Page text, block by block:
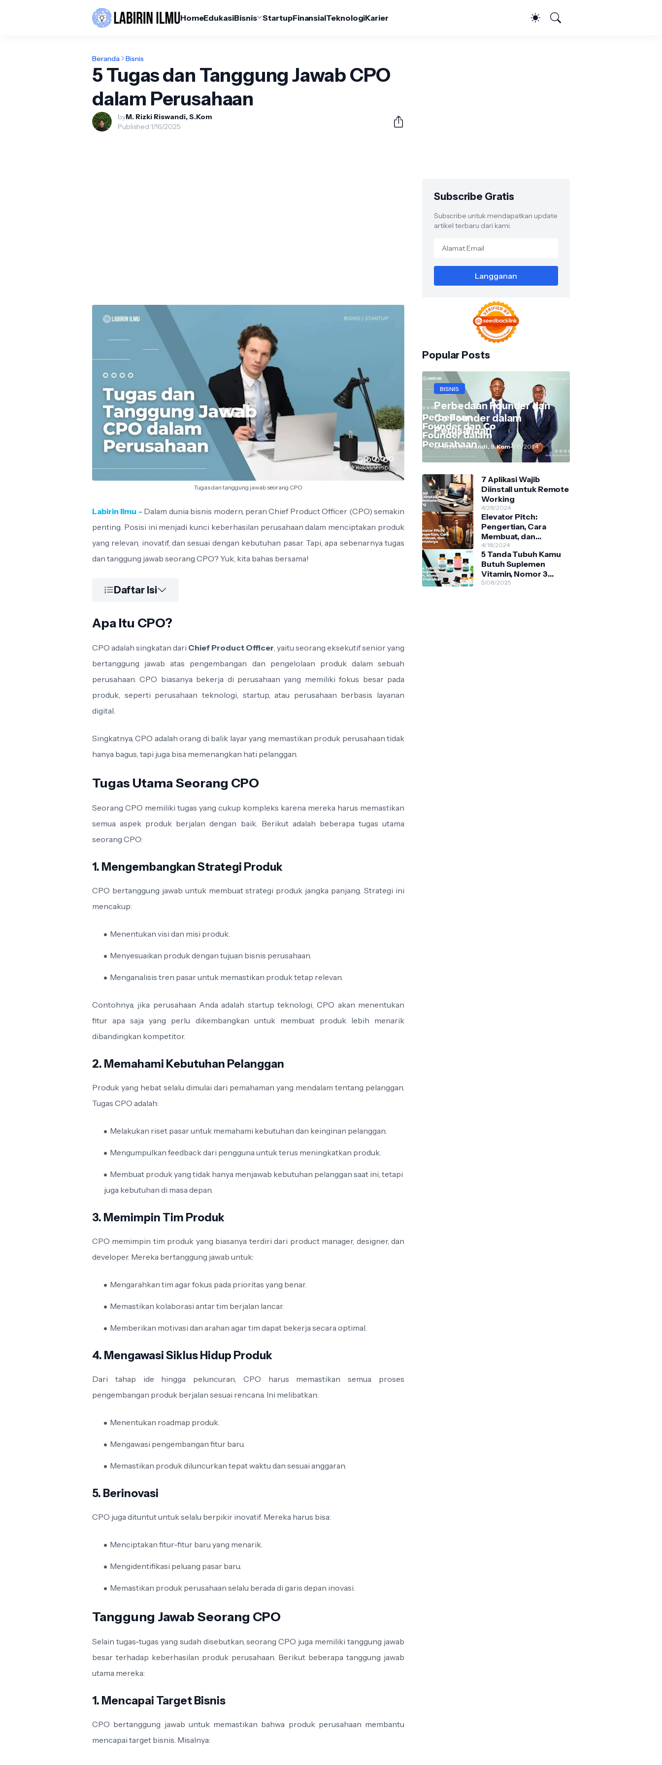
HomeEdukasiBisnis StartupFinansialTeknologiKarier
Beranda Bisnis
5 Tugas dan Tanggung Jawab CPO
dalam Perusahaan
byM. Rizki Riswandi, S.Kom
Published:1/16/2025
Tugas dan tanggung jawab seorang CPO
Labirin Ilmu - Dalam dunia bisnis modern, peran Chief Product Officer (CPO) semakin
penting. Posisi ini menjadi kunci keberhasilan perusahaan dalam menciptakan produk
yang relevan, inovatif, dan sesuai dengan kebutuhan pasar. Tapi, apa sebenarnya tugas
dan tanggung jawab seorang CPO? Yuk, kita bahas bersama!
Daftar Isi
Apa Itu CPO?
CPO adalah singkatan dari Chief Product Officer, yaitu seorang eksekutif senior yang
bertanggung jawab atas pengembangan dan pengelolaan produk dalam sebuah
perusahaan. CPO biasanya bekerja di perusahaan yang memiliki fokus besar pada
produk, seperti perusahaan teknologi, startup, atau perusahaan berbasis layanan
digital.
Singkatnya, CPO adalah orang di balik layar yang memastikan produk perusahaan tidak
hanya bagus, tapi juga bisa memenangkan hati pelanggan.
Tugas Utama Seorang CPO
Seorang CPO memiliki tugas yang cukup kompleks karena mereka harus memastikan
semua aspek produk berjalan dengan baik. Berikut adalah beberapa tugas utama
seorang CPO:
1. Mengembangkan Strategi Produk
CPO bertanggung jawab untuk membuat strategi produk jangka panjang. Strategi ini
mencakup:
Menentukan visi dan misi produk.
Menyesuaikan produk dengan tujuan bisnis perusahaan.
Menganalisis tren pasar untuk memastikan produk tetap relevan.
Contohnya, jika perusahaan Anda adalah startup teknologi, CPO akan menentukan
fitur apa saja yang perlu dikembangkan untuk membuat produk lebih menarik
dibandingkan kompetitor.
2. Memahami Kebutuhan Pelanggan
Produk yang hebat selalu dimulai dari pemahaman yang mendalam tentang pelanggan.
Tugas CPO adalah:
Melakukan riset pasar untuk memahami kebutuhan dan keinginan pelanggan.
Mengumpulkan feedback dari pengguna untuk terus meningkatkan produk.
Membuat produk yang tidak hanya menjawab kebutuhan pelanggan saat ini, tetapi
juga kebutuhan di masa depan.
3. Memimpin Tim Produk
CPO memimpin tim produk yang biasanya terdiri dari product manager, designer, dan
developer. Mereka bertanggung jawab untuk:
Mengarahkan tim agar fokus pada prioritas yang benar.
Memastikan kolaborasi antar tim berjalan lancar.
Memberikan motivasi dan arahan agar tim dapat bekerja secara optimal.
4. Mengawasi Siklus Hidup Produk
Dari tahap ide hingga peluncuran, CPO harus memastikan semua proses
pengembangan produk berjalan sesuai rencana. Ini melibatkan:
Menentukan roadmap produk.
Mengawasi pengembangan fitur baru.
Memastikan produk diluncurkan tepat waktu dan sesuai anggaran.
5. Berinovasi
CPO juga dituntut untuk selalu berpikir inovatif. Mereka harus bisa:
Menciptakan fitur-fitur baru yang menarik.
Mengidentifikasi peluang pasar baru.
Memastikan produk perusahaan selalu berada di garis depan inovasi.
Tanggung Jawab Seorang CPO
Selain tugas-tugas yang sudah disebutkan, seorang CPO juga memiliki tanggung jawab
besar terhadap keberhasilan produk perusahaan. Berikut beberapa tanggung jawab
utama mereka:
1. Mencapai Target Bisnis
CPO bertanggung jawab untuk memastikan bahwa produk perusahaan membantu
mencapai target bisnis. Misalnya:
Subscribe Gratis
Subscribe untuk mendapatkan update
artikel terbaru dari kami.
Popular Posts
BISNIS
Perbedaan Founder dan
Co Founder dalam
Perusahaan
M. Rizki Riswandi, S.Kom4/15/2024
7 Aplikasi Wajib
Diinstall untuk Remote
Working
4/28/2024
Elevator Pitch:
Pengertian, Cara
Membuat, dan
Contohnya
4/18/2024
5 Tanda Tubuh Kamu
Butuh Suplemen
Vitamin, Nomor 3
Sering Diabaikan!
5/08/2025